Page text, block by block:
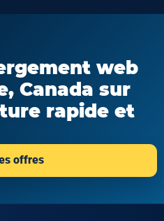
web
Canada sur
rapide et
offres